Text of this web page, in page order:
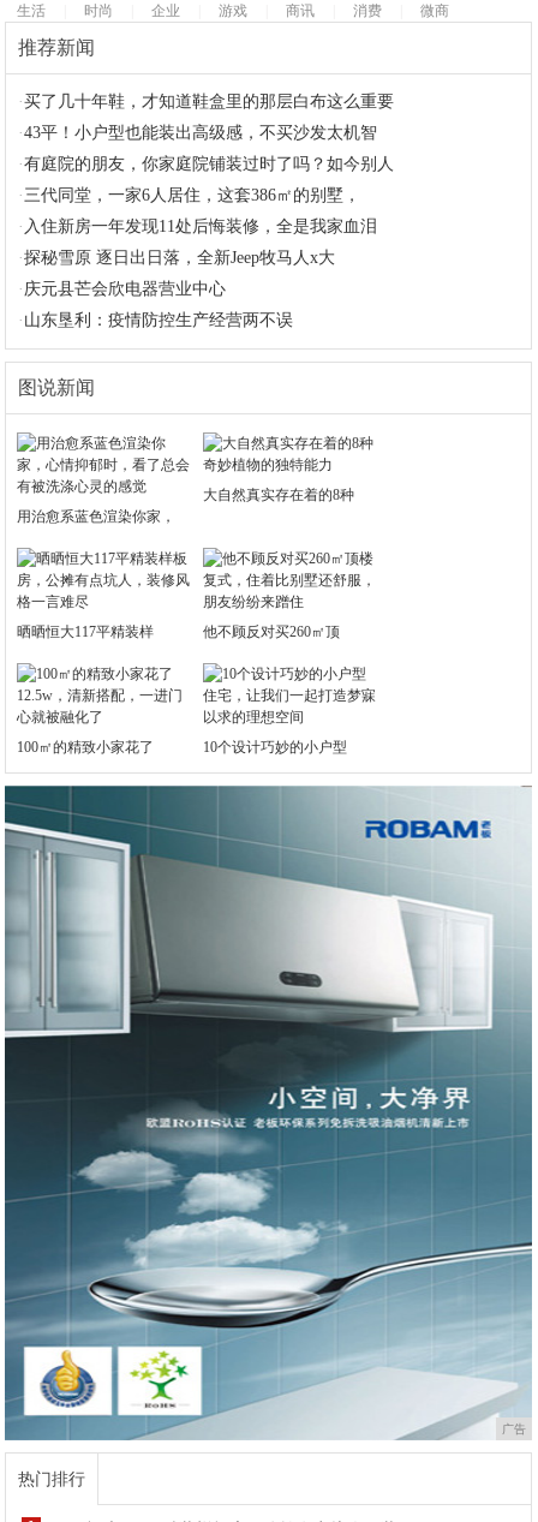
生活
时尚 企业 游戏 商讯 消费 微商
推荐新闻
·买了几十年鞋，才知道鞋盒里的那层白布这么重要
·43平！小户型也能装出高级感，不买沙发太机智
·有庭院的朋友，你家庭院铺装过时了吗？如今别人
·三代同堂，一家6人居住，这套386㎡的别墅，
· 入住新房一年发现11处后悔装修，全是我家血泪
·探秘雪原 逐日出日落，全新Jeep牧马人x大
· 庆元县芒会欣电器营业中心
· 山东垦利：疫情防控生产经营两不误
图说新闻
用治愈系蓝色渲染你家，
大自然真实存在着的8种
晒晒恒大117平精装样 他不顾反对买260㎡顶
100㎡的精致小家花了 10个设计巧妙的小户型
广告
热门排行